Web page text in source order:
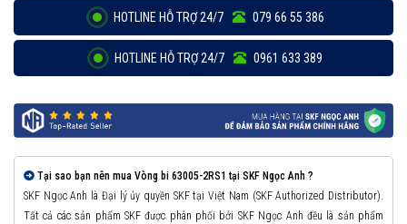
HOTLINE HỖ TRỢ 24/7 079 66 55 386
HOTLINE HỖ TRỢ 24/7 0961 633 389
Tại sao bạn nên mua Vòng bi 63005-2RS1 tại SKF Ngọc Anh ?
SKF Ngọc Anh là Đại lý ủy quyền SKF tại Việt Nam (SKF Authorized Distributor).
Tất cả các sản phẩm SKF được phân phối bởi SKF Ngọc Anh đều là sản phẩm